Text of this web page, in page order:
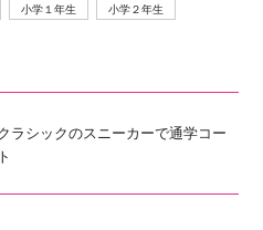
小学１年生
小学２年生
シックのスニーカーで通学コー